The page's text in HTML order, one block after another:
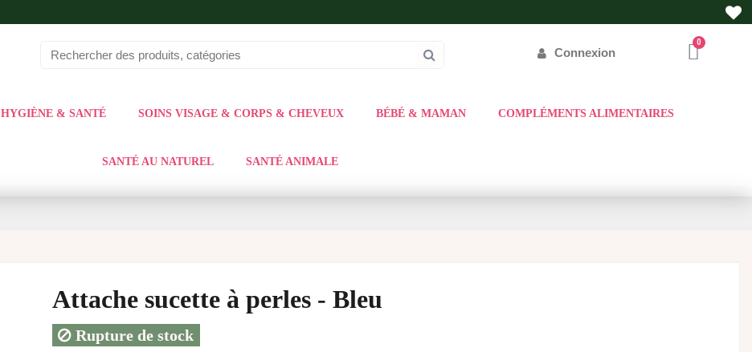
Connexion
HYGIÈNE & SANTÉ SOINS VISAGE & CORPS & CHEVEUX BÉBÉ & MAMAN COMPLÉMENTS ALIMENTAIRES
SANTÉ AU NATUREL SANTÉ ANIMALE
Attache sucette à perles - Bleu
Rupture de stock